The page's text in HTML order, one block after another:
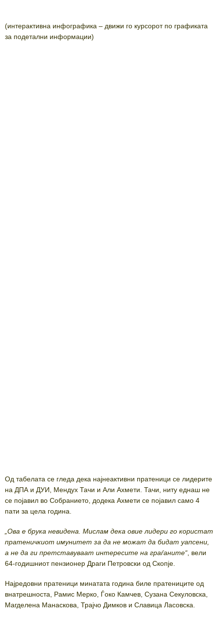
(интерактивна инфографика – движи го курсорот по графиката
за подетални информации)
Од табелата се гледа дека најнеактивни пратеници се лидерите
на ДПА и ДУИ, Мендух Тачи и Али Ахмети. Тачи, ниту еднаш не
се појавил во Собранието, додека Ахмети се појавил само 4
пати за цела година.
„Ова е брука невидена. Мислам дека овие лидери го користат
пратеничкиот имунитет за да не можат да бидат уапсени,
а не да ги претставуваат интересите на граѓаните“ , вели
64-годишниот пензионер Драги Петровски од Скопје.
Најредовни пратеници минатата година биле пратениците од
внатрешноста, Рамис Мерко, Ѓоко Камчев, Сузана Секуловска,
Магделена Манаскова, Трајчо Димков и Славица Ласовска.